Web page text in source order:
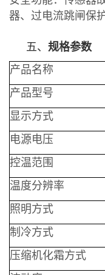
器、过电流跳闸保
五、 规格参数
产品名称
产品型号
显示方式
电源电压
控温范围
温度分辨率
照明方式
制冷方式
压缩机化霜方式